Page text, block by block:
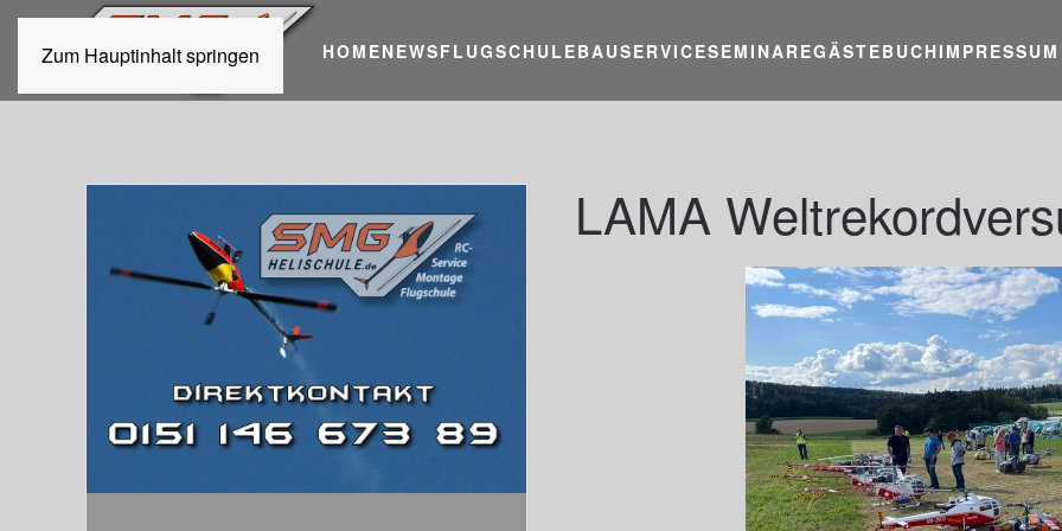
Zum Hauptinhalt springen HOMENEWSFLUGSCHULEBAUSERVICESEMINAREGÄSTEBUCHIMPRESSUM
LAMA